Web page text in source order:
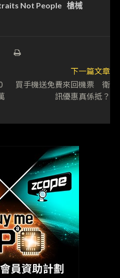
Not People 槍械
下一篇文章
買手機送免費來回機票 衛
訊優惠真係抵？